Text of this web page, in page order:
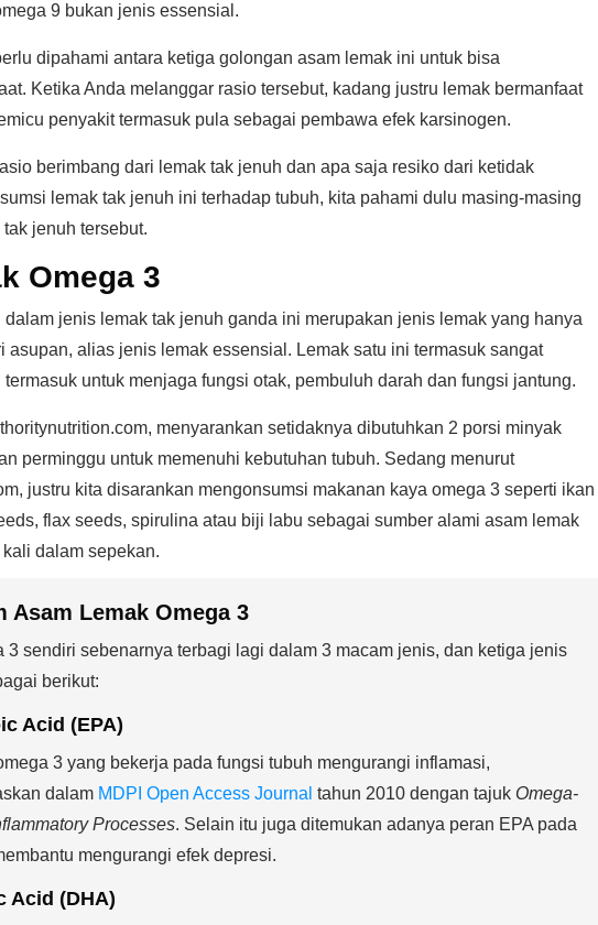
9 bukan jenis essensial.
dipahami antara ketiga golongan asam lemak ini untuk bisa
Ketika Anda melanggar rasio tersebut, kadang justru lemak bermanfaat
penyakit termasuk pula sebagai pembawa efek karsinogen.
berimbang dari lemak tak jenuh dan apa saja resiko dari ketidak
lemak tak jenuh ini terhadap tubuh, kita pahami dulu masing-masing
jenuh tersebut.
Omega 3
dalam jenis lemak tak jenuh ganda ini merupakan jenis lemak yang hanya
asupan, alias jenis lemak essensial. Lemak satu ini termasuk sangat
untuk menjaga fungsi otak, pembuluh darah dan fungsi jantung.
menyarankan setidaknya dibutuhkan 2 porsi minyak
perminggu untuk memenuhi kebutuhan tubuh. Sedang menurut
justru kita disarankan mengonsumsi makanan kaya omega 3 seperti ikan
flax seeds, spirulina atau biji labu sebagai sumber alami asam lemak
dalam sepekan.
Asam Lemak Omega 3
3 sendiri sebenarnya terbagi lagi dalam 3 macam jenis, dan ketiga jenis
berikut:
Acid (EPA)
3 yang bekerja pada fungsi tubuh mengurangi inflamasi,
dalam MDPI Open Access Journal tahun 2010 dengan tajuk Omega-
Processes. Selain itu juga ditemukan adanya peran EPA pada
mengurangi efek depresi.
Acid (DHA)